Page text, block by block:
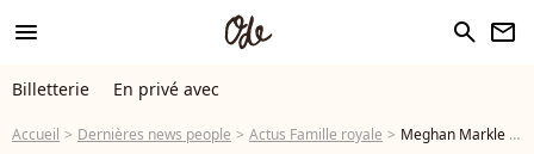
menu search newsletter
Billetterie En privé avec
Accueil Dernières news people Actus Famille royale Meghan Markle en pleurs à cause Kate Middleton : "Elle s'est excusée et je lui ai pardonné"